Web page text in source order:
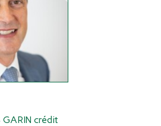
GARIN crédit